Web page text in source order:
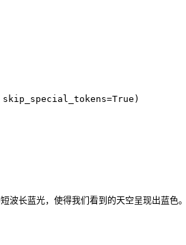
波长蓝光，使得我们看到的天空呈现出蓝色。